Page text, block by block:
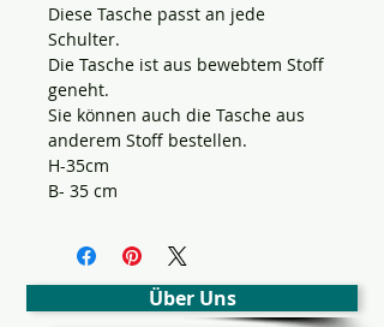
Diese Tasche passt an jede
Schulter.
Die Tasche ist aus bewebtem Stoff
geneht.
Sie können auch die Tasche aus
anderem Stoff bestellen.
H-35cm
B- 35 cm
Über Uns